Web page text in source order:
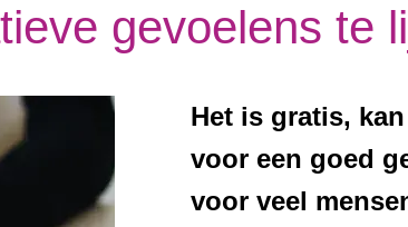
gevoelens te
Samenvatting
Het is gratis,
voor een goed
voor veel